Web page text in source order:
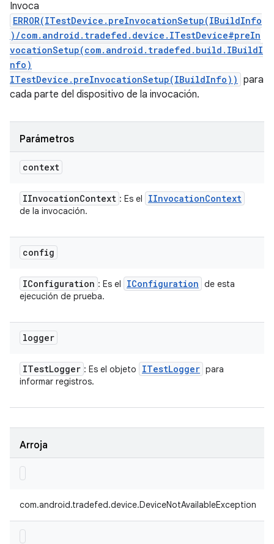
Invoca
ERROR(ITestDevice.preInvocationSetup(IBuildInfo
)/com.android.tradefed.device.ITestDevice#preIn
vocationSetup(com.android.tradefed.build.IBuildI
nfo)
ITestDevice.preInvocationSetup(IBuildInfo)) para
cada parte del dispositivo de la invocación.
Parámetros
context
IInvocationContext : Es el IInvocationContext
de la invocación.
config
IConfiguration : Es el IConfiguration de esta
ejecución de prueba.
logger
ITestLogger : Es el objeto ITestLogger para
informar registros.
Arroja
com.android.tradefed.device.DeviceNotAvailableException